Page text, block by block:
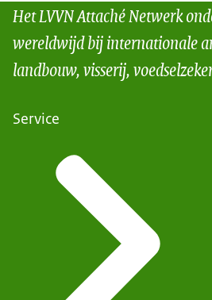
Het LVVN Attaché Netwerk
wereldwijd bij internationale
landbouw, visserij,
Service